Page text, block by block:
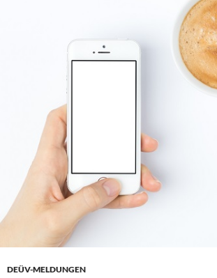
DEÜV-MELDUNGEN